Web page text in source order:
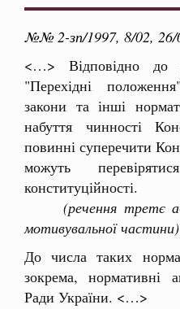
№№ 2-зп/1997, 8/02, 26/
<…> Відповідно до
"Перехідні
закони та інші
набуття чинності
повинні суперечити
можуть
конституційності.
(речення третє
мотивувальної частини)
До числа таких
зокрема, нормативні
Ради України. <…>